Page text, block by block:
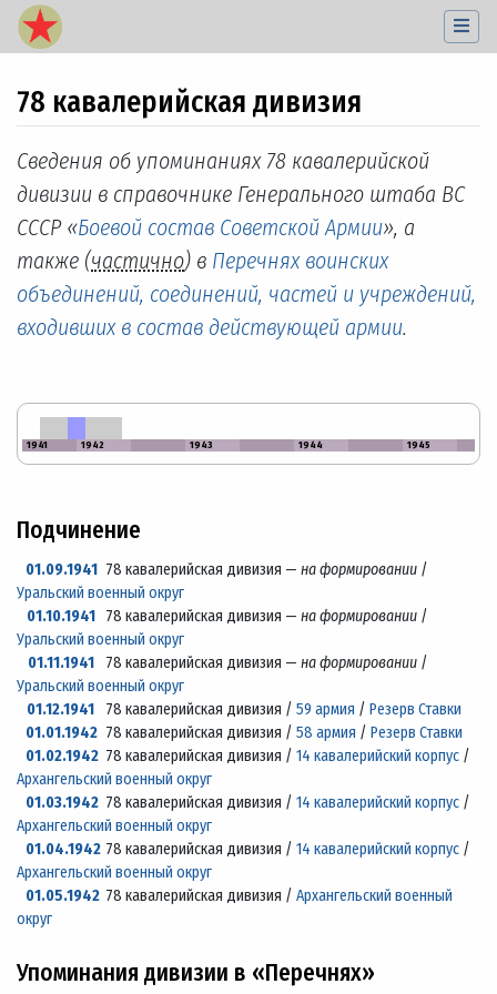
78 кавалерийская дивизия
Перейти к:навигация,поиск
Сведения об упоминаниях 78 кавалерийской
дивизии в справочнике Генерального штаба ВС
СССР «Боевой состав Советской Армии», а
также (частично) в Перечнях воинских
объединений, соединений, частей и учреждений,
входивших в состав действующей армии.
1941 1942 1943 1944 1945
Подчинение
01.09.194178 кавалерийская дивизия —на формировании /
Уральский военный округ
01.10.1941 78 кавалерийская дивизия —на формировании /
Уральский военный округ
01.11.1941 78 кавалерийская дивизия —на формировании /
Уральский военный округ
01.12.1941 78 кавалерийская дивизия /59 армия /Резерв Ставки
01.01.194278 кавалерийская дивизия /58 армия /Резерв Ставки
01.02.194278 кавалерийская дивизия /14 кавалерийский корпус /
Архангельский военный округ
01.03.194278 кавалерийская дивизия /14 кавалерийский корпус /
Архангельский военный округ
01.04.194278 кавалерийская дивизия /14 кавалерийский корпус /
Архангельский военный округ
01.05.194278 кавалерийская дивизия /Архангельский военный
округ
Упоминания дивизии в «Перечнях»